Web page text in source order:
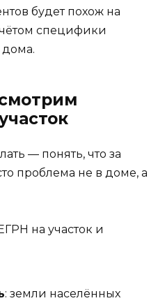
будет похож на
специфики
дома.
— понять, что за
проблема не в доме, а
на участок и
: земли населённых